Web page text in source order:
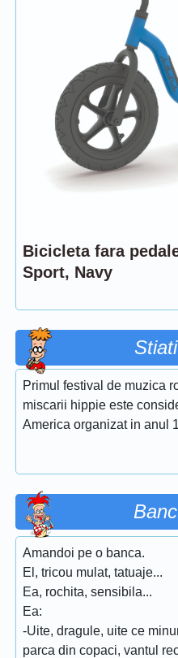
Bicicleta fara
Sport, Navy
Primul festival de muzica
miscarii hippie este
America organizat in anul
Amandoi pe o banca.
El, tricou mulat, tatuaje...
Ea, rochita, sensibila...
Ea:
-Uite, dragule, uite ce
parca din copaci, vantul